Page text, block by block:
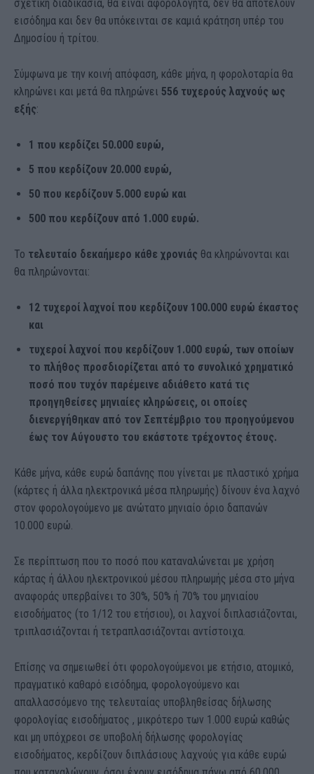
σχετική διαδικασία, θα είναι αφορολόγητα, δεν θα αποτελούν
εισόδημα και δεν θα υπόκεινται σε καμιά κράτηση υπέρ του
Δημοσίου ή τρίτου.
Σύμφωνα με την κοινή απόφαση, κάθε μήνα, η φορολοταρία θα
κληρώνει και μετά θα πληρώνει 556 τυχερούς λαχνούς ως
εξής:
1 που κερδίζει 50.000 ευρώ,
5 που κερδίζουν 20.000 ευρώ,
50 που κερδίζουν 5.000 ευρώ και
500 που κερδίζουν από 1.000 ευρώ.
Το τελευταίο δεκαήμερο κάθε χρονιάς θα κληρώνονται και
θα πληρώνονται:
12 τυχεροί λαχνοί που κερδίζουν 100.000 ευρώ έκαστος
και
τυχεροί λαχνοί που κερδίζουν 1.000 ευρώ, των οποίων
το πλήθος προσδιορίζεται από το συνολικό χρηματικό
ποσό που τυχόν παρέμεινε αδιάθετο κατά τις
προηγηθείσες μηνιαίες κληρώσεις, οι οποίες
διενεργήθηκαν από τον Σεπτέμβριο του προηγούμενου
έως τον Αύγουστο του εκάστοτε τρέχοντος έτους.
Κάθε μήνα, κάθε ευρώ δαπάνης που γίνεται με πλαστικό χρήμα
(κάρτες ή άλλα ηλεκτρονικά μέσα πληρωμής) δίνουν ένα λαχνό
στον φορολογούμενο με ανώτατο μηνιαίο όριο δαπανών
10.000 ευρώ.
Σε περίπτωση που το ποσό που καταναλώνεται με χρήση
κάρτας ή άλλου ηλεκτρονικού μέσου πληρωμής μέσα στο μήνα
αναφοράς υπερβαίνει το 30%, 50% ή 70% του μηνιαίου
εισοδήματος (το 1/12 του ετήσιου), οι λαχνοί διπλασιάζονται,
τριπλασιάζονται ή τετραπλασιάζονται αντίστοιχα.
Επίσης να σημειωθεί ότι φορολογούμενοι με ετήσιο, ατομικό,
πραγματικό καθαρό εισόδημα, φορολογούμενο και
απαλλασσόμενο της τελευταίας υποβληθείσας δήλωσης
φορολογίας εισοδήματος , μικρότερο των 1.000 ευρώ καθώς
και μη υπόχρεοι σε υποβολή δήλωσης φορολογίας
εισοδήματος, κερδίζουν διπλάσιους λαχνούς για κάθε ευρώ